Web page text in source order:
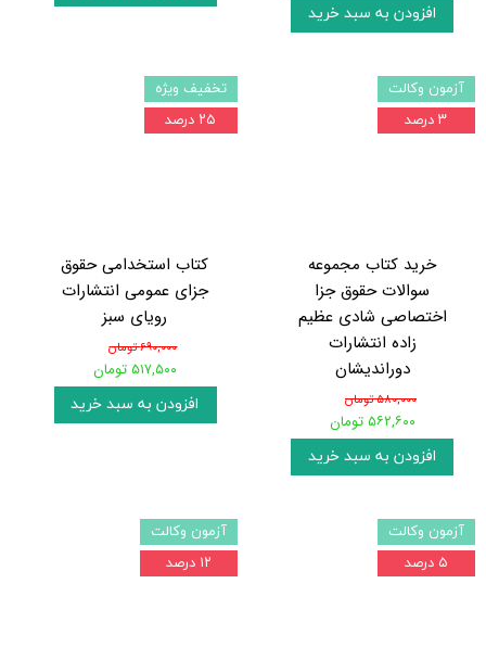
افزودن به سبد خرید
خرید کتاب مجموعه
سوالات حقوق جزا
اختصاصی شادی عظیم
زاده انتشارات
دوراندیشان
۵۸۰,۰۰۰ تومان
۵۶۲,۶۰۰ تومان
افزودن به سبد خرید
آزمون وکالت
۳ درصد
کتاب استخدامی حقوق
جزای عمومی انتشارات
رویای سبز
۶۹۰,۰۰۰ تومان
۵۱۷,۵۰۰ تومان
افزودن به سبد خرید
تخفیف ویژه
۲۵ درصد
آزمون وکالت
۵ درصد
آزمون وکالت
۱۲ درصد